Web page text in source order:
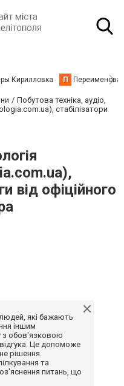
Кирилловка П
Побутова техніка, аудіо,
стабілізатори
від офіційного
людей, які бажають
іншим
з обов'язковою
Це допоможе
рішення.
та
питань, що